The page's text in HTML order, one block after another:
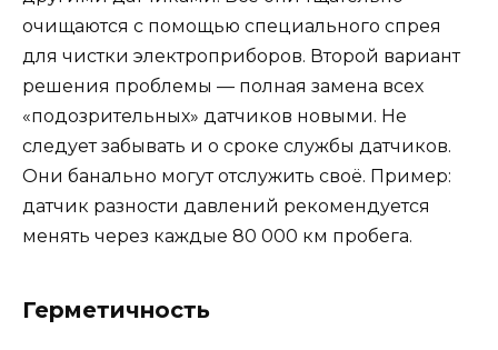
очищаются с помощью специального спрея
для чистки электроприборов. Второй вариант
решения проблемы — полная замена всех
«подозрительных» датчиков новыми. Не
следует забывать и о сроке службы датчиков.
Они банально могут отслужить своё. Пример:
датчик разности давлений рекомендуется
менять через каждые 80 000 км пробега.
Герметичность